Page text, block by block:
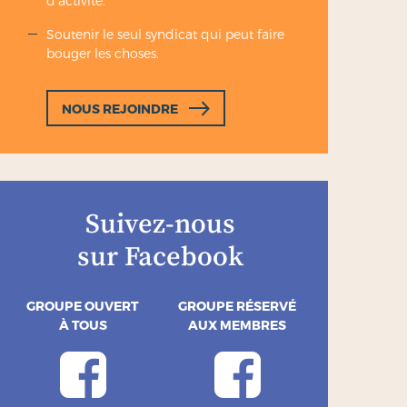
Soutenir le seul syndicat qui peut faire
bouger les choses.
NOUS REJOINDRE
Suivez-nous
sur Facebook
GROUPE OUVERT
À TOUS
GROUPE RÉSERVÉ
AUX MEMBRES